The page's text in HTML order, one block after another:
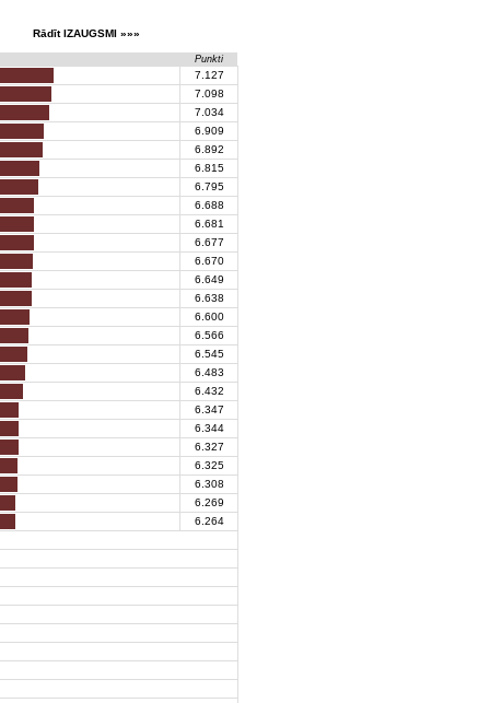
Rādīt IZAUGSMI »»»
Punkti
7.127
7.098
7.034
6.909
6.892
6.815
6.795
6.688
6.681
6.677
6.670
6.649
6.638
6.600
6.566
6.545
6.483
6.432
6.347
6.344
6.327
6.325
6.308
6.269
6.264